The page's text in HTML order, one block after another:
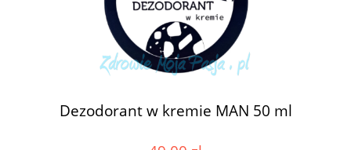
Dezodorant w kremie MAN 50 ml